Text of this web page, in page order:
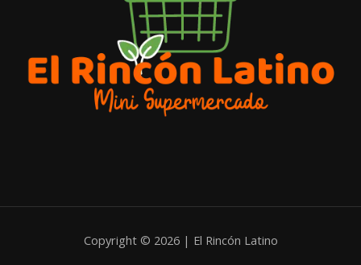
Copyright © 2026 | El Rincón Latino